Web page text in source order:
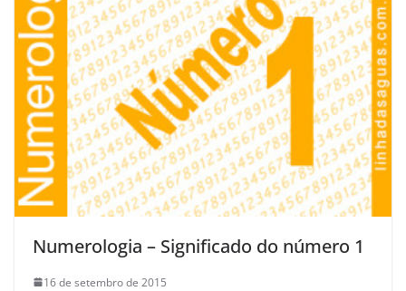
Numerologia – Significado do número 1
16 de setembro de 2015